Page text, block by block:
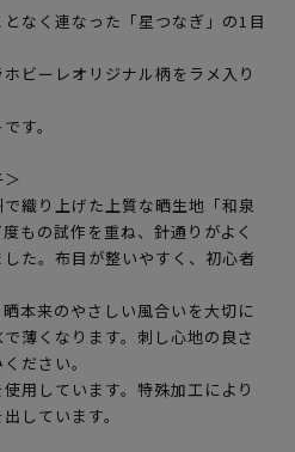
なく連なった「星つなぎ」の1目
ビーレオリジナル柄をラメ入り
す。
織り上げた上質な晒生地「和泉
もの試作を重ね、針通りがよく
た。布目が整いやすく、初心者
本来のやさしい風合いを大切に
薄くなります。刺し心地の良さ
ださい。
用しています。特殊加工により
しています。